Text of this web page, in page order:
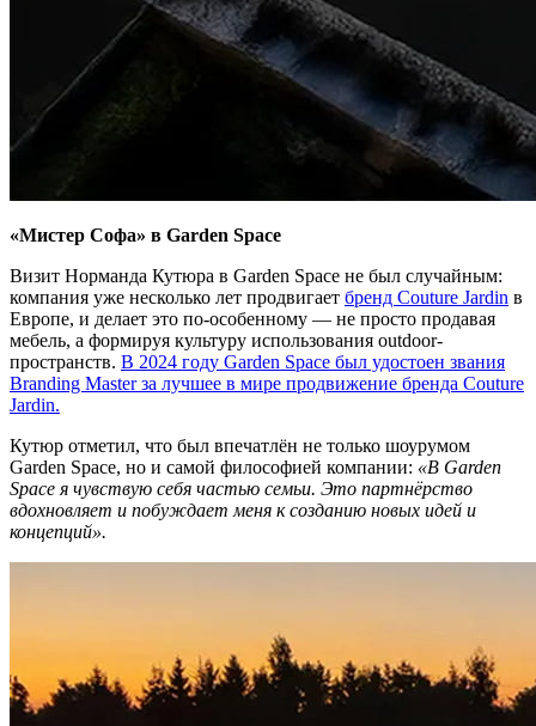
«Мистер Софа» в Garden Space
Визит Норманда Кутюра в Garden Space не был случайным:
компания уже несколько лет продвигает бренд Couture Jardin в
Европе, и делает это по-особенному — не просто продавая
мебель, а формируя культуру использования outdoor-
пространств. В 2024 году Garden Space был удостоен звания
Branding Master за лучшее в мире продвижение бренда Couture
Jardin.
Кутюр отметил, что был впечатлён не только шоурумом
Garden Space, но и самой философией компании: «В Garden
Space я чувствую себя частью семьи. Это партнёрство
вдохновляет и побуждает меня к созданию новых идей и
концепций».